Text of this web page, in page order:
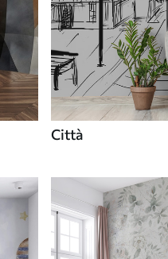
Città